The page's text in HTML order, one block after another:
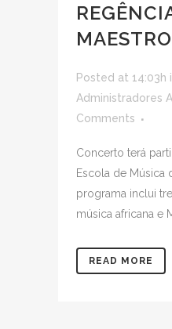
Posted at 14:03h
Administradores
Comments
Concerto terá
Escola de Música
programa inclui
música africana e
READ MORE